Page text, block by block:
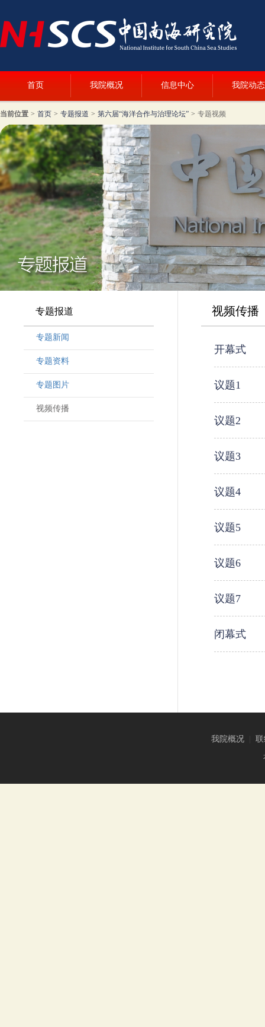
首页 我院概况 信息中心 我院动态
当前位置 > 首页 > 专题报道 > 第六届“海洋合作与治理论坛” > 专题视频
专题报道
专题新闻
专题资料
专题图片
视频传播
视频传播
开幕式
议题1
议题2
议题3
议题4
议题5
议题6
议题7
闭幕式
我院概况